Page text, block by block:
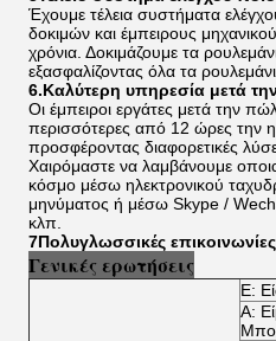
Έχουμε τέλεια συστήματα
δοκιμών και έμπειρους
χρόνια. Δοκιμάζουμε τα
εξασφαλίζοντας όλα τα
6.Καλύτερη υπηρεσία μετά
Οι έμπειροι εργάτες μετά την
περισσότερες από 12 ώρες την
προσφέροντας διαφορετικές
Χαιρόμαστε να λαμβάνουμε
κόσμο μέσω ηλεκτρονικού
μηνύματος ή μέσω Skype /
κλπ.
7Πολυγλωσσικές επικοινωνίες
Γενικές ερωτήσεις
Ε:
Α: